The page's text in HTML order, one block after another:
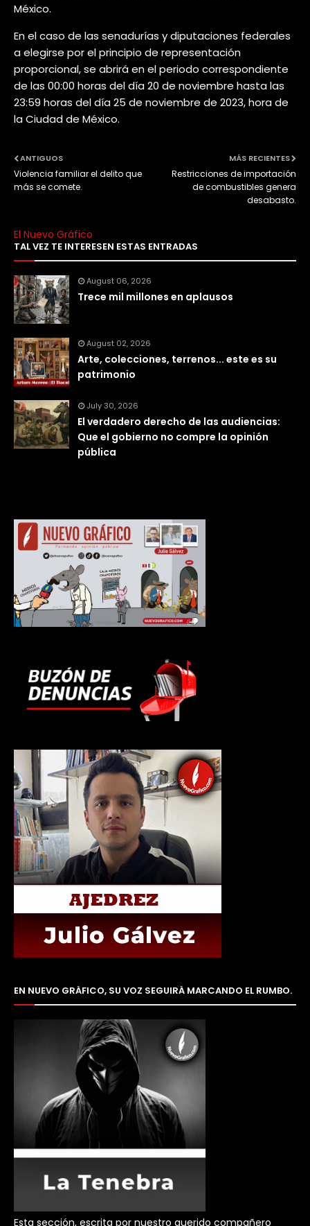
México.
En el caso de las senadurías y diputaciones federales
a elegirse por el principio de representación
proporcional, se abrirá en el periodo correspondiente
de las 00:00 horas del día 20 de noviembre hasta las
23:59 horas del día 25 de noviembre de 2023, hora de
la Ciudad de México.
MÁS RECIENTES
Restricciones de importación
de combustibles genera
desabasto.
ANTIGUOS
Violencia familiar el delito que
más se comete.
El Nuevo Gráfico
TAL VEZ TE INTERESEN ESTAS ENTRADAS
August 06, 2026
Trece mil millones en aplausos
August 02, 2026
Arte, colecciones, terrenos... este es su
patrimonio
July 30, 2026
El verdadero derecho de las audiencias:
Que el gobierno no compre la opinión
pública
EN NUEVO GRÁFICO, SU VOZ SEGUIRÁ MARCANDO EL RUMBO.
Esta sección, escrita por nuestro querido compañero